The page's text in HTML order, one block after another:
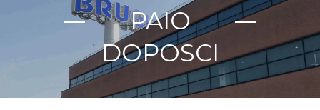
PAIO
DOPOSCI